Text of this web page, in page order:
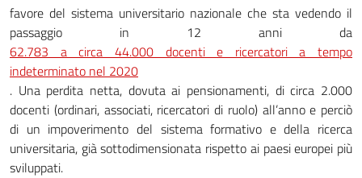
favore del sistema universitario nazionale che sta vedendo il
passaggio in 12 anni da
62.783 a circa 44.000 docenti e ricercatori a tempo
indeterminato nel 2020
. Una perdita netta, dovuta ai pensionamenti, di circa 2.000
docenti (ordinari, associati, ricercatori di ruolo) all’anno e perciò
di un impoverimento del sistema formativo e della ricerca
universitaria, già sottodimensionata rispetto ai paesi europei più
sviluppati.